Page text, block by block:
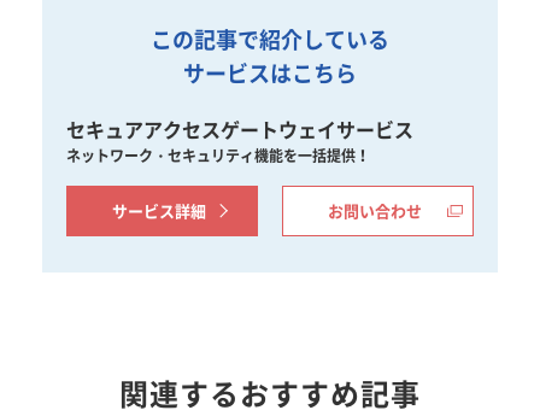
この記事で紹介している
サービスはこちら
セキュアアクセスゲートウェイサービス
ネットワーク・セキュリティ機能を一括提供！
サービス詳細 お問い合わせ
関連するおすすめ記事